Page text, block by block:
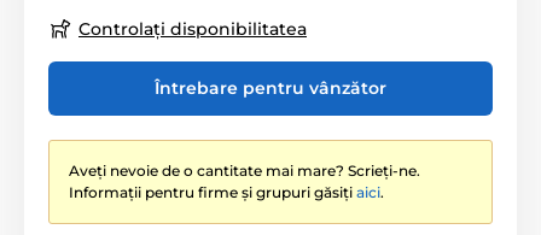
Controlați disponibilitatea
Întrebare pentru vânzător
Aveți nevoie de o cantitate mai mare? Scrieți-ne.
Informații pentru firme și grupuri găsiți aici.